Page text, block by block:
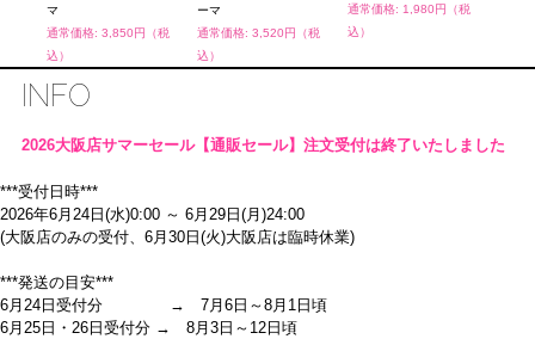
マ
通常価格: 3,850円（税
込）
ーマ
通常価格: 3,520円（税
込）
通常価格: 1,980円（税
込）
INFO
2026大阪店サマーセール【通販セール】注文受付は終了いたしました
***受付日時***
2026年6月24日(水)0:00 ～ 6月29日(月)24:00
(大阪店のみの受付、6月30日(火)大阪店は臨時休業)
***発送の目安***
6月24日受付分 → 7月6日～8月1日頃
6月25日・26日受付分 → 8月3日～12日頃